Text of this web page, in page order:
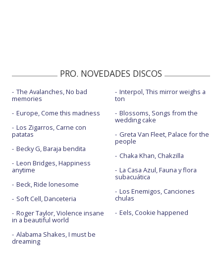
PRO. NOVEDADES DISCOS
The Avalanches, No bad
memories
Europe, Come this madness
Los Zigarros, Carne con
patatas
Becky G, Baraja bendita
Leon Bridges, Happiness
anytime
Beck, Ride lonesome
Soft Cell, Danceteria
Roger Taylor, Violence insane
in a beautiful world
Alabama Shakes, I must be
dreaming
Interpol, This mirror weighs a
ton
Blossoms, Songs from the
wedding cake
Greta Van Fleet, Palace for the
people
Chaka Khan, Chakzilla
La Casa Azul, Fauna y flora
subacuática
Los Enemigos, Canciones
chulas
Eels, Cookie happened